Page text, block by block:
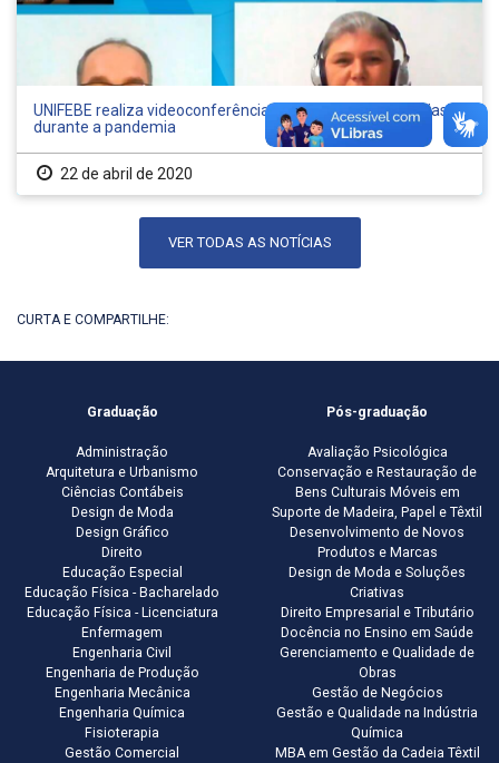
UNIFEBE realiza videoconferência sobre medidas adotadas
durante a pandemia
22 de abril de 2020
VER TODAS AS NOTÍCIAS
CURTA E COMPARTILHE:
Graduação
Administração
Arquitetura e Urbanismo
Ciências Contábeis
Design de Moda
Design Gráfico
Direito
Educação Especial
Educação Física - Bacharelado
Educação Física - Licenciatura
Enfermagem
Engenharia Civil
Engenharia de Produção
Engenharia Mecânica
Engenharia Química
Fisioterapia
Gestão Comercial
Pós-graduação
Avaliação Psicológica
Conservação e Restauração de
Bens Culturais Móveis em
Suporte de Madeira, Papel e Têxtil
Desenvolvimento de Novos
Produtos e Marcas
Design de Moda e Soluções
Criativas
Direito Empresarial e Tributário
Docência no Ensino em Saúde
Gerenciamento e Qualidade de
Obras
Gestão de Negócios
Gestão e Qualidade na Indústria
Química
MBA em Gestão da Cadeia Têxtil